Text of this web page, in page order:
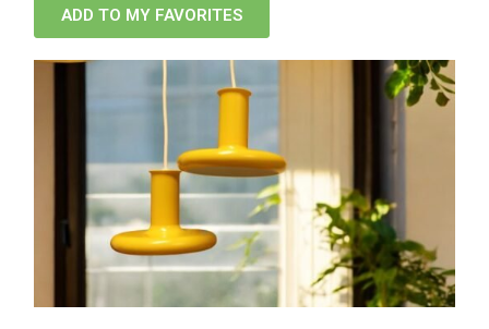
ADD TO MY FAVORITES